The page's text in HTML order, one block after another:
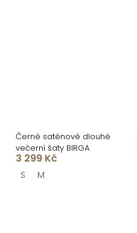
Černé saténové dlouhé
večerní šaty BIRGA
3 299 Kč
S M